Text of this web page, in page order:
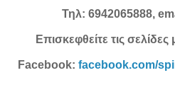
Τηλ: 6942065888,
Επισκεφθείτε τις σελίδες
Facebook: facebook.com/